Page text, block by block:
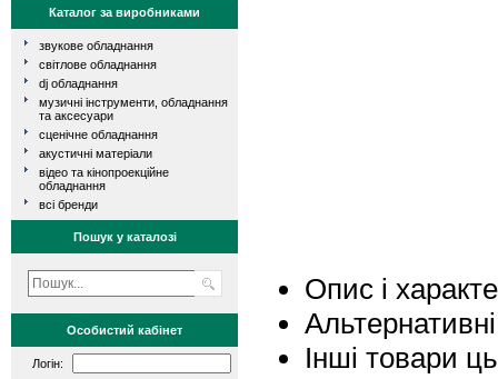
Каталог за виробниками
звукове обладнання
світлове обладнання
dj обладнання
музичні інструменти, обладнання
та аксесуари
сценічне обладнання
акустичні матеріали
відео та кінопроекційне
обладнання
всі бренди
Пошук у каталозі
Особистий кабінет
Логін:
Опис і
Інші товари